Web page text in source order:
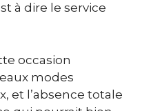
à dire le service
occasion
modes
et l’absence totale